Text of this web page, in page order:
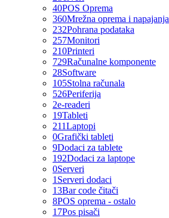
40POS Oprema
360Mrežna oprema i napajanja
232Pohrana podataka
257Monitori
210Printeri
729Računalne komponente
28Software
105Stolna računala
526Periferija
2e-readeri
19Tableti
211Laptopi
0Grafički tableti
9Dodaci za tablete
192Dodaci za laptope
0Serveri
1 Serveri dodaci
13Bar code čitači
8POS oprema - ostalo
17Pos pisači